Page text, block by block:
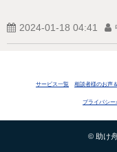
2024-01-18 04:41
サービス一覧 相談者様のお声
プライバシー
© 助け